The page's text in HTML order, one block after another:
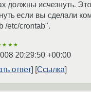
должны исчезнуть.
если вы сделали
/etc/crontab".
20:29:50 +00:00
ответ
Ссылка